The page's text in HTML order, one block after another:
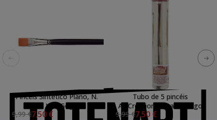
Pinceis Sintetico Plano, N.
18 Van Gogh
9,99 €7,50 €
Tubo de 5 pincéis
ArtCreation de cabo longo
9,99 €7,50 €